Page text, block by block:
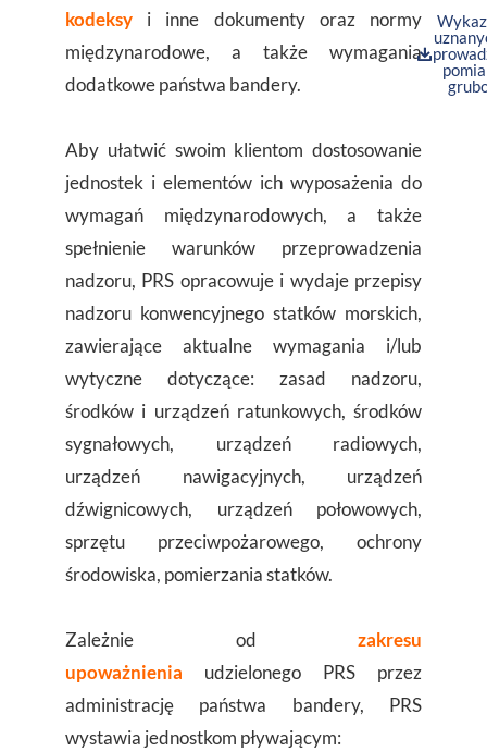
kodeksy
i inne dokumenty oraz normy
międzynarodowe, a także wymagania
dodatkowe państwa bandery.
Aby ułatwić swoim klientom dostosowanie
jednostek i elementów ich wyposażenia do
wymagań międzynarodowych, a także
spełnienie warunków przeprowadzenia
nadzoru, PRS opracowuje i wydaje przepisy
nadzoru konwencyjnego statków morskich,
zawierające aktualne wymagania i/lub
wytyczne dotyczące: zasad nadzoru,
środków i urządzeń ratunkowych, środków
sygnałowych, urządzeń radiowych,
urządzeń nawigacyjnych, urządzeń
dźwignicowych, urządzeń połowowych,
sprzętu przeciwpożarowego, ochrony
środowiska, pomierzania statków.
Zależnie od
zakresu
upoważnienia udzielonego PRS przez
administrację państwa bandery, PRS
wystawia jednostkom pływającym: